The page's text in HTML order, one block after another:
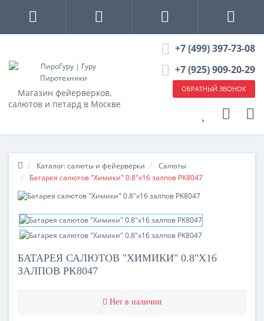
Магазин фейерверков,
салютов и петард в Москве
+7 (499) 397-73-08
+7 (925) 909-20-29
ОБРАТНЫЙ ЗВОНОК
Каталог: салюты и фейерверки
Салюты
Батарея салютов "Химики" 0.8"х16 залпов PK8047
БАТАРЕЯ САЛЮТОВ "ХИМИКИ" 0.8"Х16
ЗАЛПОВ PK8047
Нет в наличии